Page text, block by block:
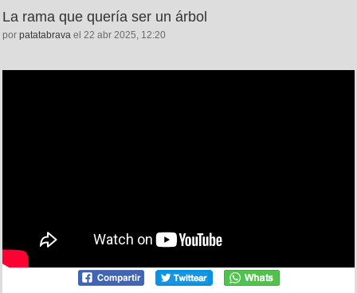
La rama que quería ser un árbol
por patatabrava el 22 abr 2025, 12:20